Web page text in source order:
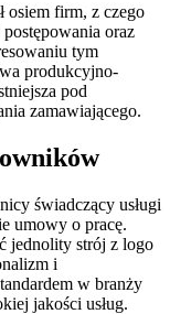
osiem firm, z czego
postępowania oraz
tym
produkcyjno-
pod
zamawiającego.
świadczący usługi
umowy o pracę.
jednolity strój z logo
i
w branży
jakości usług.